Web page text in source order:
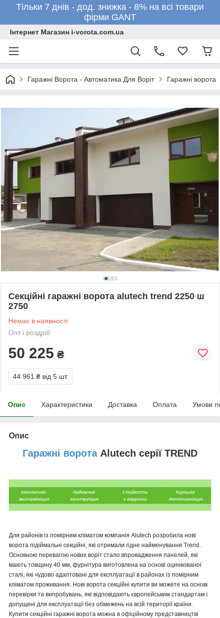
Тільки 7 днів - дод. знижка - 8% на всі товари
фірми GANT
Інтернет Магазин i-vorota.com.ua
Гаражні Ворота - Автоматика Для Воріт Гаражні ворота
Секційні гаражні ворота alutech trend 2250 ш
2750
Немає в наявності
Опт і роздріб
50 225 ₴
44 961 ₴ від 5 шт.
Опис Характеристики Доставка Оплата Умови
Опис
Гаражні воротаAlutech серії TREND
Для районів із помірним кліматом компанія Alutech розробила нові
ворота підіймальні секційні, які отримали гідне найменування Trend.
Основною перевагою нових воріт стало впровадження панелей, які
мають товщину 40 мм, фурнітура виготовлена на основі оцинкованої
сталі, які чудово адаптовані для експлуатації в районах із помірним
кліматом проживання. Нові ворота секційні купити ви можете на основі
перевірки та випробувань, які відповідають європейським стандартам і
допущені для експлуатації без обмежень на всій території країни.
Купити секційні гаражні ворота можна в офіційному представництві